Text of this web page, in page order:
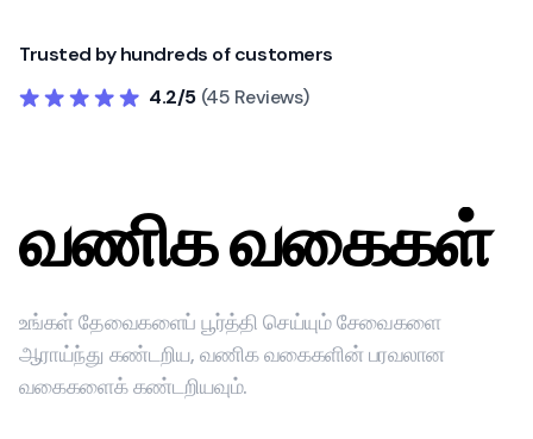
Trusted by hundreds of customers
4.2/5 (45 Reviews)
வணிக வகைகள்
உங்கள் தேவைகளைப் பூர்த்தி செய்யும் சேவைகளை
ஆராய்ந்து கண்டறிய, வணிக வகைகளின் பரவலான
வகைகளைக் கண்டறியவும்.